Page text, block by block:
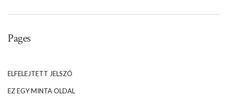
Pages
ELFELEJTETT JELSZÓ
EZ EGY MINTA OLDAL